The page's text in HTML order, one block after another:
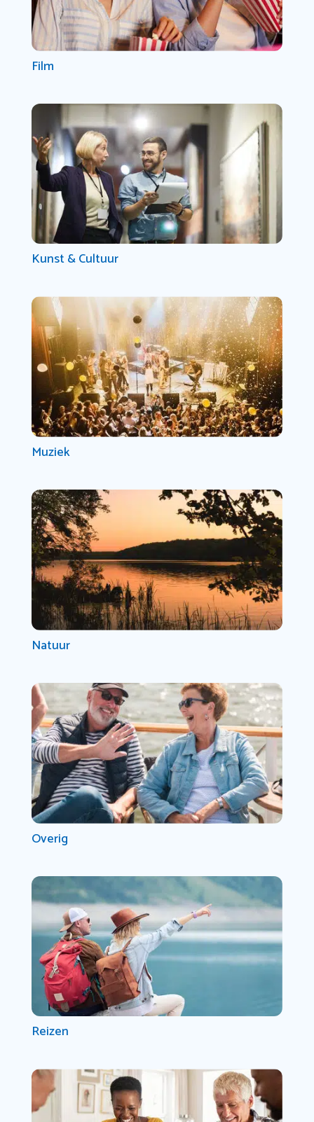
Film
Kunst & Cultuur
Muziek
Natuur
Overig
Reizen